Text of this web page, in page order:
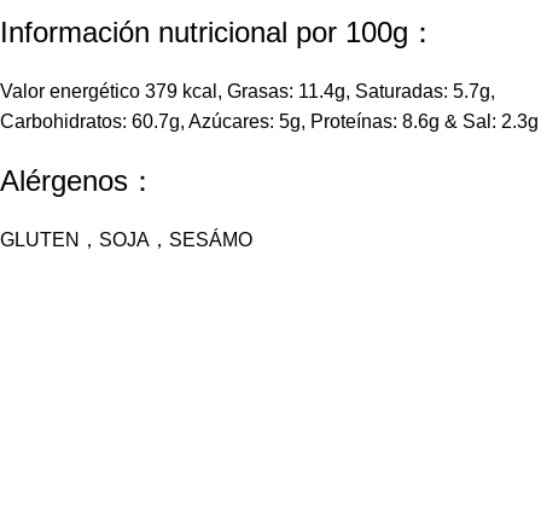
Información nutricional por 100g：
Valor energético 379 kcal, Grasas: 11.4g, Saturadas: 5.7g,
Carbohidratos: 60.7g, Azúcares: 5g, Proteínas: 8.6g & Sal: 2.3g
Alérgenos：
GLUTEN，SOJA，SESÁMO